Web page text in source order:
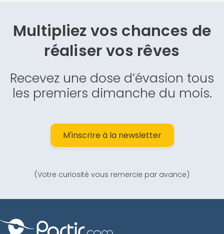
Multipliez vos chances de
réaliser vos rêves
Recevez une dose d’évasion tous
les premiers dimanche du mois.
M'inscrire à la newsletter
(Votre curiosité vous remercie par avance)